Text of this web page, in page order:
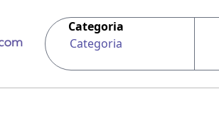
Categoria
Categoria